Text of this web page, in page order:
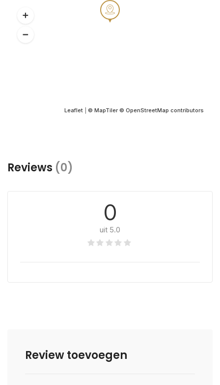
Leaflet © MapTiler © OpenStreetMap contributors
Reviews (0)
0
uit 5.0
Review toevoegen